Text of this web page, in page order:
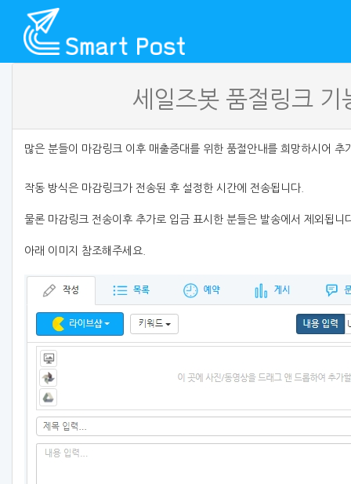
세일즈봇 품절링크 기
많은 분들이 마감링크 이후 매출증대를 위한 품절안내를 희망하시어 추
작동 방식은 마감링크가 전송된 후 설정한 시간에 전송됩니다.
물론 마감링크 전송이후 추가로 입금 표시한 분들은 발송에서 제외됩니
아래 이미지 참조해주세요.